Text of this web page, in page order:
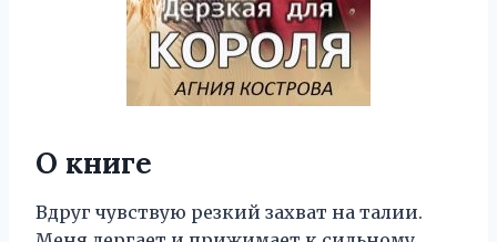
О книге
Вдруг чувствую резкий захват на талии.